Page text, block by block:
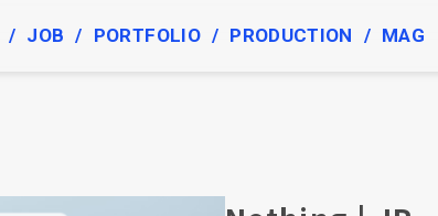
JOB PORTFOLIO PRODUCTION MAG